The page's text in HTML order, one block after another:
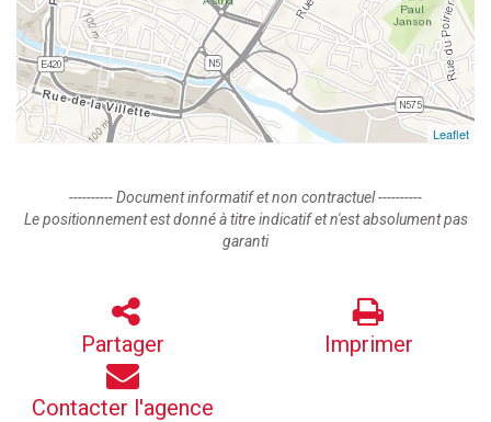
Leaflet
---------- Document informatif et non contractuel ----------
Le positionnement est donné à titre indicatif et n'est absolument pas
garanti
Partager Imprimer
Contacter l'agence